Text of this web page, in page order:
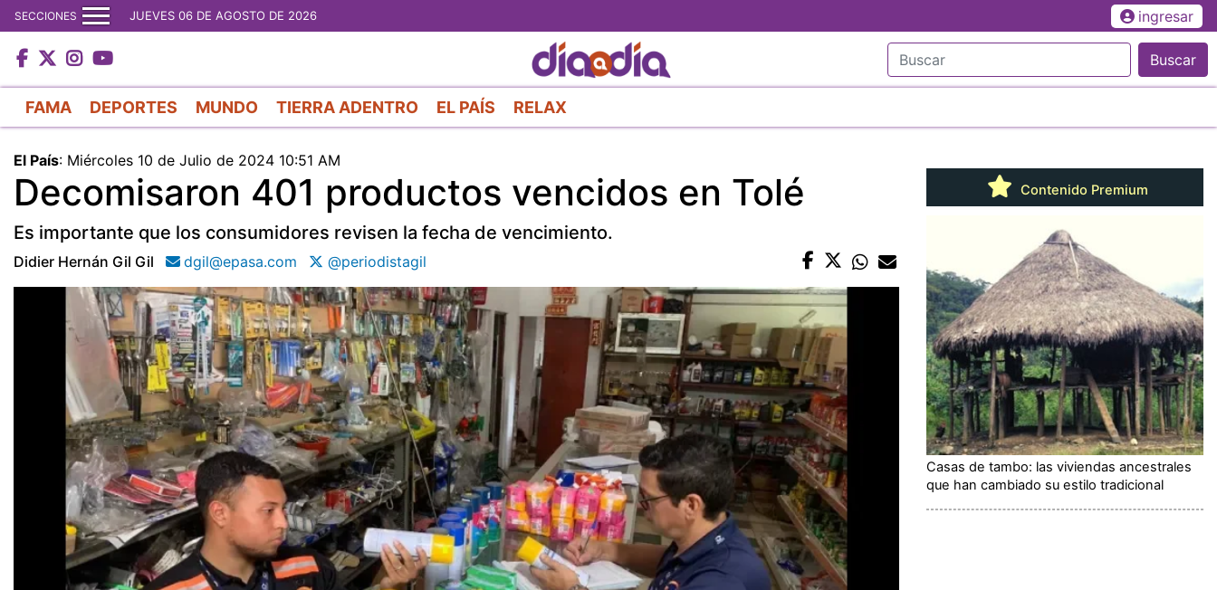
al
contenido
principal
SECCIONES JUEVES 06 DE AGOSTO DE 2026 ingresar
Buscar
FAMA DEPORTES MUNDO TIERRA ADENTRO EL PAÍS RELAX
El País: Miércoles 10 de Julio de 2024 10:51 AM
Decomisaron 401 productos vencidos en Tolé
Es importante que los consumidores revisen la fecha de vencimiento.
Didier Hernán Gil Gil dgil@epasa.com @periodistagil
Contenido Premium
Casas de tambo: las viviendas ancestrales
que han cambiado su estilo tradicional